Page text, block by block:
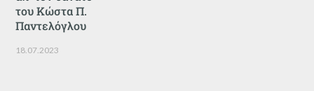
του Κώστα Π.
Παντελόγλου
18.07.2023